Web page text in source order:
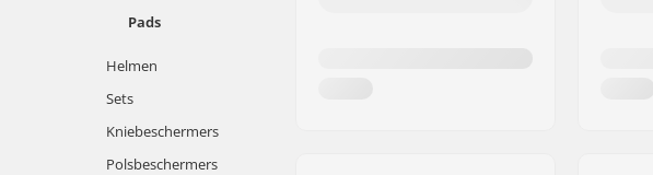
Pads
Helmen
Sets
Kniebeschermers
Polsbeschermers